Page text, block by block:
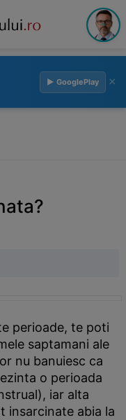
▶ GooglePlay ×
perioade, te poti
saptamani ale
nu banuiesc ca
o perioada
iar alta
insarcinate abia la